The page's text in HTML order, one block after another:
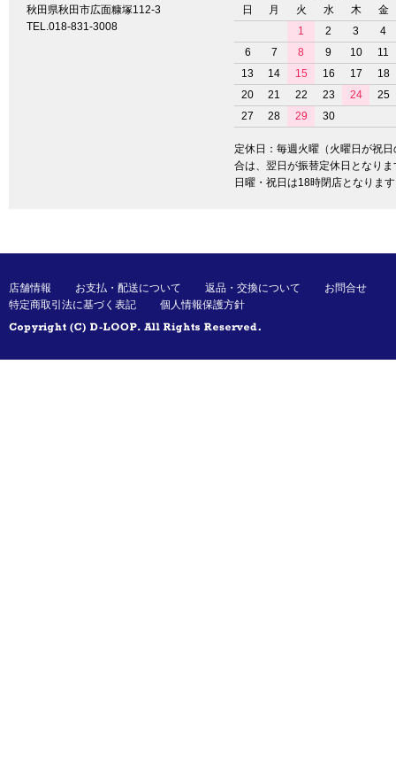
秋田県秋田市広面糠塚112-3
TEL.018-831-3008
日
月 火 水 木
金
1
2 3
4
6
7 8 9 10
11
13
14 15 16 17
18
20
21 22 23 24
25
27
28 29 30
定休日：毎週火曜（火曜日が祝日
合は、翌日が振替定休日となりま
日曜・祝日は18時閉店となりま
店舗情報 お支払・配送について 返品・交換について
お問合せ
特定商取引法に基づく表記
個人情報保護方針